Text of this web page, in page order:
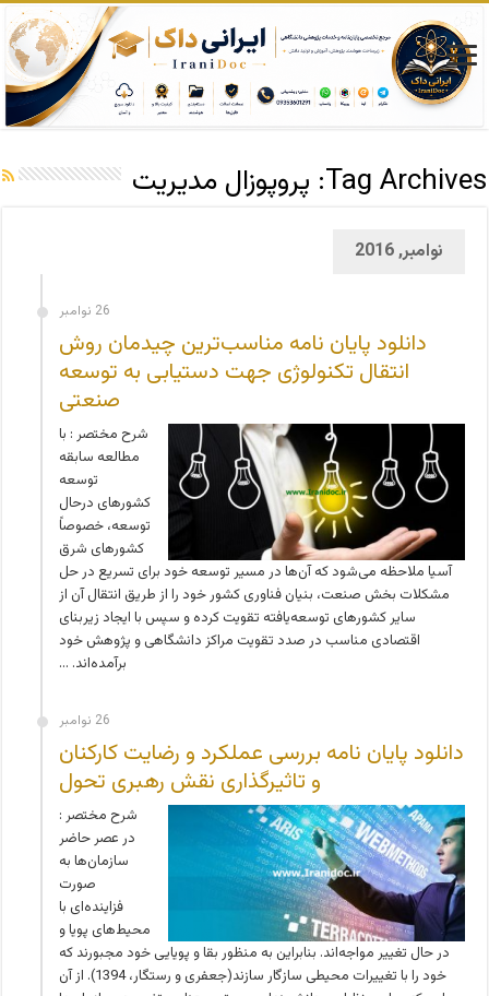
Tag Archives: پروپوزال مدیریت
نوامبر, 2016
26 نوامبر
دانلود پایان نامه مناسب‌ترین چیدمان روش
انتقال تکنولوژی جهت دستیابی به توسعه
صنعتی
شرح مختصر : با
مطالعه سابقه
توسعه
کشورهای درحال
توسعه، خصوصاً
کشورهای شرق
آسیا ملاحظه می‌شود که آن‌ها در مسیر توسعه خود برای تسریع در حل
مشکلات بخش صنعت، بنیان فناوری کشور خود را از طریق انتقال آن از
سایر کشورهای توسعه‌یافته تقویت کرده و سپس با ایجاد زیربنای
اقتصادی مناسب در صدد تقویت مراکز دانشگاهی و پژوهش خود
برآمده‌اند. …
26 نوامبر
دانلود پایان نامه بررسی عملکرد و رضایت کارکنان
و تاثیرگذاری نقش رهبری تحول
شرح مختصر :
در عصر حاضر
سازمان‌ها به
صورت
فزاینده‌ای با
محیط‌های پویا و
در حال تغییر مواجه‌اند. بنابراین به منظور بقا و پویایی خود مجبورند که
خود را با تغییرات محیطی سازگار سازند(جعفری و رستگار، 1394). از آن